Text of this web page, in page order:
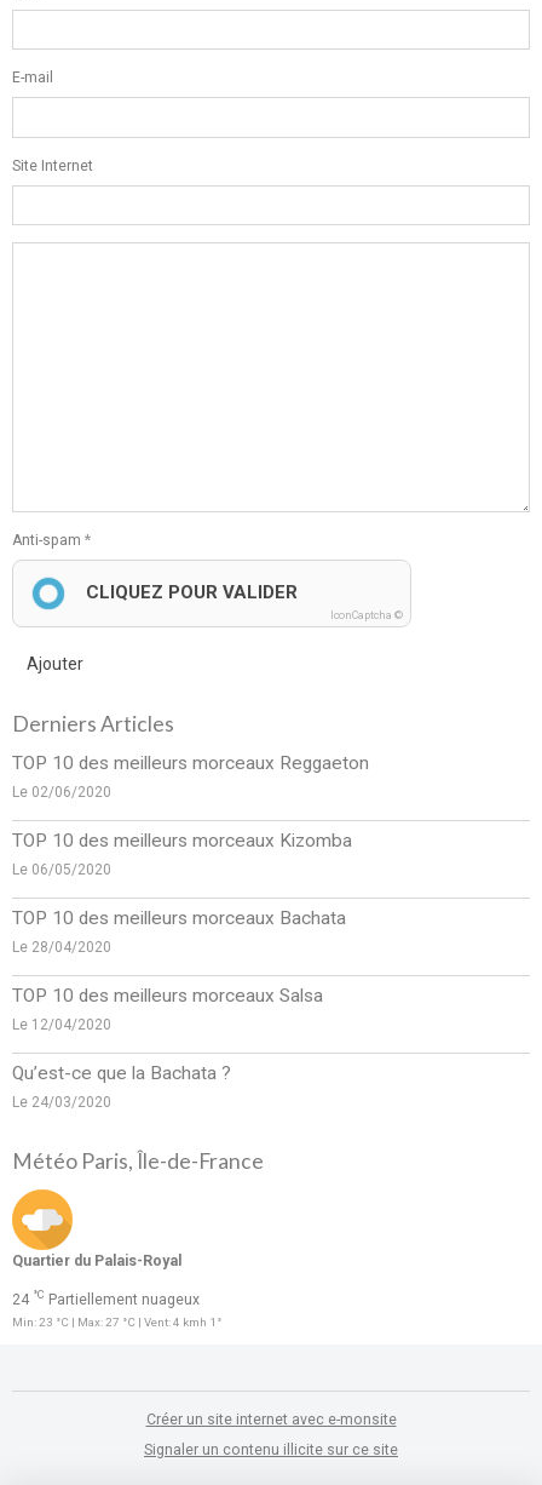
E-mail
Site Internet
Anti-spam
CLIQUEZ POUR VALIDER
IconCaptcha ©
Ajouter
Derniers Articles
TOP 10 des meilleurs morceaux Reggaeton
Le 02/06/2020
TOP 10 des meilleurs morceaux Kizomba
Le 06/05/2020
TOP 10 des meilleurs morceaux Bachata
Le 28/04/2020
TOP 10 des meilleurs morceaux Salsa
Le 12/04/2020
Qu’est-ce que la Bachata ?
Le 24/03/2020
Météo Paris, Île-de-France
Quartier du Palais-Royal
24 °C Partiellement nuageux
Min: 23 °C | Max: 27 °C | Vent: 4 kmh 1°
Créer un site internet avec e-monsite
Signaler un contenu illicite sur ce site